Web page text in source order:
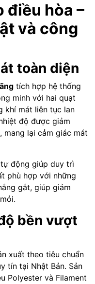
điều hòa –
và công
toàn diện
tích hợp hệ thống
minh với hai quạt
khí mát liên tục lan
độ được giảm
mang lại cảm giác mát
động giúp duy trì
phù hợp với những
gắt, giúp giảm
bền vượt
xuất theo tiêu chuẩn
tín tại Nhật Bản. Sản
Polyester và Filament